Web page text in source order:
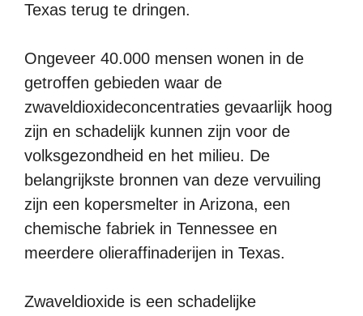
Texas terug te dringen.
Ongeveer 40.000 mensen wonen in de
getroffen gebieden waar de
zwaveldioxideconcentraties gevaarlijk hoog
zijn en schadelijk kunnen zijn voor de
volksgezondheid en het milieu. De
belangrijkste bronnen van deze vervuiling
zijn een kopersmelter in Arizona, een
chemische fabriek in Tennessee en
meerdere olieraffinaderijen in Texas.
Zwaveldioxide is een schadelijke